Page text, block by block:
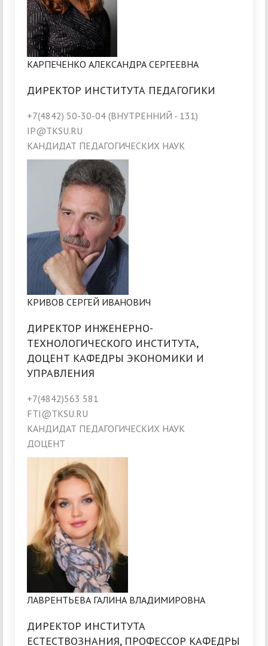
КАРПЕЧЕНКО АЛЕКСАНДРА СЕРГЕЕВНА
ДИРЕКТОР ИНСТИТУТА ПЕДАГОГИКИ
+7(4842) 50-30-04 (ВНУТРЕННИЙ - 131)
IP@TKSU.RU
КАНДИДАТ ПЕДАГОГИЧЕСКИХ НАУК
КРИВОВ СЕРГЕЙ ИВАНОВИЧ
ДИРЕКТОР ИНЖЕНЕРНО-
ТЕХНОЛОГИЧЕСКОГО ИНСТИТУТА,
ДОЦЕНТ КАФЕДРЫ ЭКОНОМИКИ И
УПРАВЛЕНИЯ
+7(4842)563 581
FTI@TKSU.RU
КАНДИДАТ ПЕДАГОГИЧЕСКИХ НАУК
ДОЦЕНТ
ЛАВРЕНТЬЕВА ГАЛИНА ВЛАДИМИРОВНА
ДИРЕКТОР ИНСТИТУТА
ЕСТЕСТВОЗНАНИЯ, ПРОФЕССОР КАФЕДРЫ